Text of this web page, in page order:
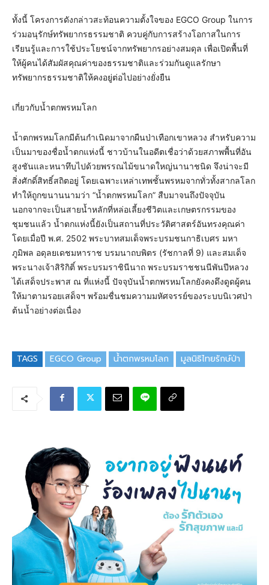
ทั้งนี้ โครงการดังกล่าวสะท้อนความตั้งใจของ EGCO Group ในการ
ร่วมอนุรักษ์ทรัพยากรธรรมชาติ ควบคู่กับการสร้างโอกาสในการ
เรียนรู้และการใช้ประโยชน์จากทรัพยากรอย่างสมดุล เพื่อเปิดพื้นที่
ให้ผู้คนได้สัมผัสคุณค่าของธรรมชาติและร่วมกันดูแลรักษา
ทรัพยากรธรรมชาติให้คงอยู่ต่อไปอย่างยั่งยืน
เกี่ยวกับน้ำตกพรหมโลก
น้ำตกพรหมโลกมีต้นกำเนิดมาจากผืนป่าเทือกเขาหลวง สำหรับความ
เป็นมาของชื่อน้ำตกแห่งนี้ ชาวบ้านในอดีตเชื่อว่าด้วยสภาพพื้นที่อัน
สูงชันและหนาทึบไปด้วยพรรณไม้ขนาดใหญ่นานาชนิด จึงน่าจะมี
สิ่งศักดิ์สิทธิ์สถิตอยู่ โดยเฉพาะเหล่าเทพชั้นพรหมจากทั่วทั้งสากลโลก
ทำให้ถูกขนานนามว่า “น้ำตกพรหมโลก” สืบมาจนถึงปัจจุบัน
นอกจากจะเป็นสายน้ำหลักที่หล่อเลี้ยงชีวิตและเกษตรกรรมของ
ชุมชนแล้ว น้ำตกแห่งนี้ยังเป็นสถานที่ประวัติศาสตร์อันทรงคุณค่า
โดยเมื่อปี พ.ศ. 2502 พระบาทสมเด็จพระบรมชนกาธิเบศร มหา
ภูมิพล อดุลยเดชมหาราช บรมนาถบพิตร (รัชกาลที่ 9) และสมเด็จ
พระนางเจ้าสิริกิติ์ พระบรมราชินีนาถ พระบรมราชชนนีพันปีหลวง
ได้เสด็จประพาส ณ ที่แห่งนี้ ปัจจุบันน้ำตกพรหมโลกยังคงดึงดูดผู้คน
ให้มาตามรอยเสด็จฯ พร้อมชื่นชมความมหัศจรรย์ของระบบนิเวศป่า
ต้นน้ำอย่างต่อเนื่อง
TAGS EGCO Group น้ำตกพรหมโลก มูลนิธิไทยรักษ์ป่า